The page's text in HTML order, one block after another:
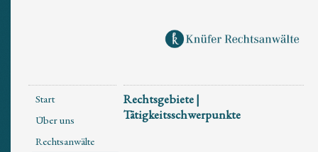
Start
Über uns
Rechtsanwälte
Rechtsgebiete |
Tätigkeitsschwerpunkte